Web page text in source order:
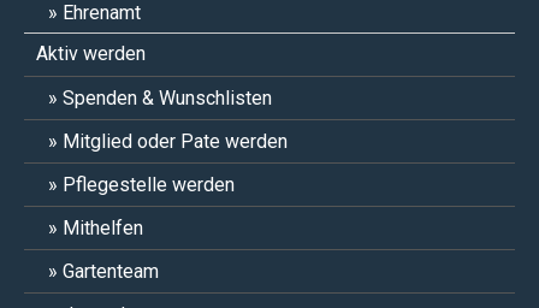
Ehrenamt
Aktiv werden
Spenden & Wunschlisten
Mitglied oder Pate werden
Pflegestelle werden
Mithelfen
Gartenteam